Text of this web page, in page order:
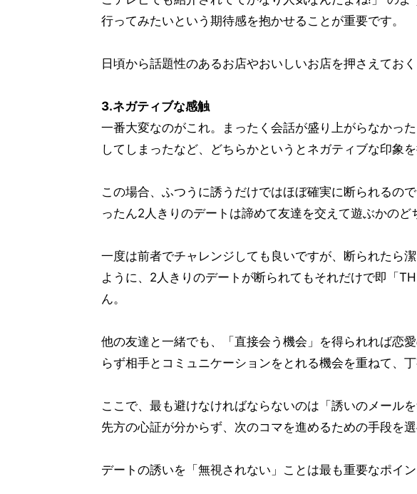
行ってみたいという期待感を抱かせることが重要です。
日頃から話題性のあるお店やおいしいお店を押さえておく
3.ネガティブな感触
一番大変なのがこれ。まったく会話が盛り上がらなかっ
してしまったなど、どちらかというとネガティブな印象
この場合、ふつうに誘うだけではほぼ確実に断られるの
ったん2人きりのデートは諦めて友達を交えて遊ぶかのど
一度は前者でチャレンジしても良いですが、断られたら
ように、2人きりのデートが断られてもそれだけで即「
ん。
他の友達と一緒でも、「直接会う機会」を得られれば恋
らず相手とコミュニケーションをとれる機会を重ねて、
ここで、最も避けなければならないのは「誘いのメール
先方の心証が分からず、次のコマを進めるための手段を選
デートの誘いを「無視されない」ことは最も重要なポイン